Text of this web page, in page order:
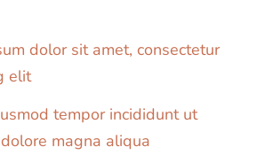
dolor sit amet, consectetur
elit
tempor incididunt ut
magna aliqua